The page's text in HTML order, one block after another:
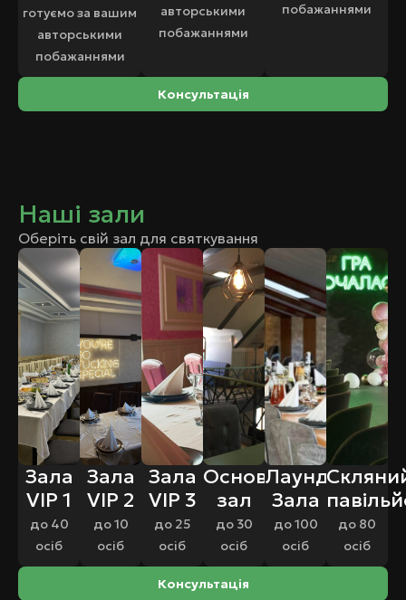
готуємо за вашим
авторськими
побажаннями
авторськими
побажаннями
побажаннями
Консультація
Наші зали
Оберіть свій зал для святкування
Зала
VIP 1
до 40
осіб
Зала
VIP 2
до 10
осіб
Зала
VIP 3
до 25
осіб
Основний
зал
до 30
осіб
Лаундж
Зала
до 100
осіб
до 80
осіб
Консультація